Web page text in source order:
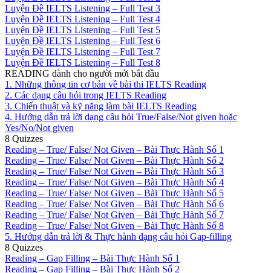
Luyện Đề IELTS Listening – Full Test 3
Luyện Đề IELTS Listening – Full Test 4
Luyện Đề IELTS Listening – Full Test 5
Luyện Đề IELTS Listening – Full Test 6
Luyện Đề IELTS Listening – Full Test 7
Luyện Đề IELTS Listening – Full Test 8
READING dành cho người mới bắt đầu
1. Những thông tin cơ bản về bài thi IELTS Reading
2. Các dạng câu hỏi trong IELTS Reading
3. Chiến thuật và kỹ năng làm bài IELTS Reading
4. Hướng dẫn trả lời dạng câu hỏi True/False/Not given hoặc
Yes/No/Not given
8 Quizzes
Reading – True/ False/ Not Given – Bài Thực Hành Số 1
Reading – True/ False/ Not Given – Bài Thực Hành Số 2
Reading – True/ False/ Not Given – Bài Thực Hành Số 3
Reading – True/ False/ Not Given – Bài Thực Hành Số 4
Reading – True/ False/ Not Given – Bài Thực Hành Số 5
Reading – True/ False/ Not Given – Bài Thực Hành Số 6
Reading – True/ False/ Not Given – Bài Thực Hành Số 7
Reading – True/ False/ Not Given – Bài Thực Hành Số 8
5. Hướng dẫn trả lời & Thực hành dạng câu hỏi Gap-filling
8 Quizzes
Reading – Gap Filling – Bài Thực Hành Số 1
Reading – Gap Filling – Bài Thực Hành Số 2